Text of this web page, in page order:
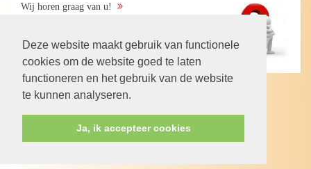
Deze website maakt gebruik van functionele
cookies om de website goed te laten
functioneren en het gebruik van de website
te kunnen analyseren.
Ja, ik accepteer cookies
Wij horen graag van u!
Volg ons op: